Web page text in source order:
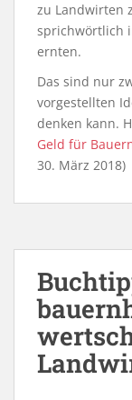
zu Landwirten
sprichwörtlich
ernten.
Das sind nur
vorgestellten
denken kann.
Geld für
30. März 2018)